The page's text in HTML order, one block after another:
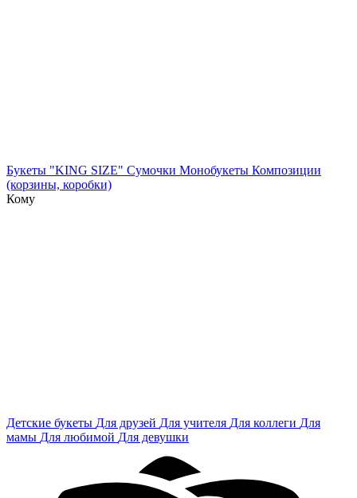
Букеты "KING SIZE" Сумочки Монобукеты Композиции
(корзины, коробки)
Кому
Детские букеты Для друзей Для учителя Для коллеги Для
мамы Для любимой Для девушки